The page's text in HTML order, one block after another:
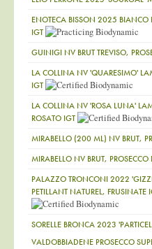
ENOTECA BISSON 2025 BIANCO
IGT
GUINIGI NV BRUT TREVISO,
LA COLLINA NV 'QUARESIMO'
IGT
LA COLLINA NV 'ROSA LUNA'
ROSATO IGT
MIRABELLO (200 ML) NV BRUT,
MIRABELLO NV BRUT, PROSECCO
PALAZZO TRONCONI 2022
PETILLANT NATUREL, FRUSINATE
SORELLE BRONCA 2023
VALDOBBIADENE PROSECCO